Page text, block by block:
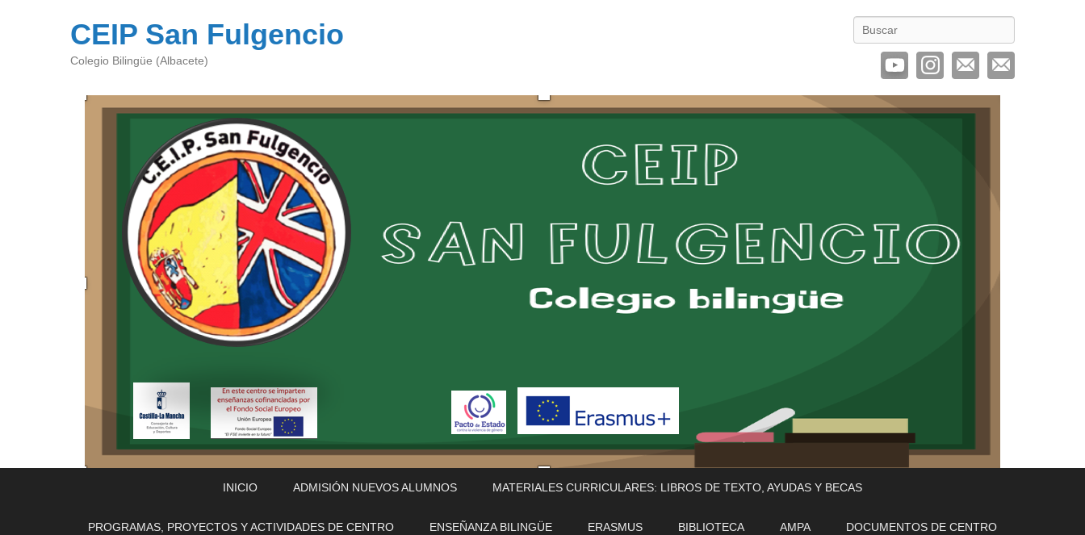
CEIP San Fulgencio
Colegio Bilingüe (Albacete)
Buscar
INICIO ADMISIÓN NUEVOS ALUMNOS MATERIALES CURRICULARES: LIBROS DE TEXTO, AYUDAS Y BECAS
PROGRAMAS, PROYECTOS Y ACTIVIDADES DE CENTRO ENSEÑANZA BILINGÜE ERASMUS BIBLIOTECA AMPA DOCUMENTOS DE CENTRO